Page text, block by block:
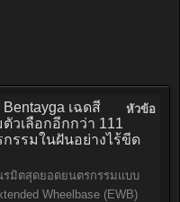
หัวข้อ
เฉดสี
วเลือกอีกกว่า 111
รรมในฝันอย่างไร้ขีด
รมิตสุดยอดยนตรกรรมแบบ
Wheelbase (EWB)